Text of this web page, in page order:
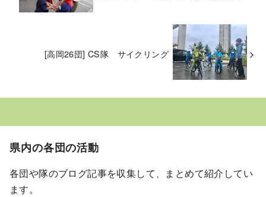
[高岡26団] CS隊 サイクリング
県内の各団の活動
各団や隊のブログ記事を収集して、まとめて紹介してい
ます。